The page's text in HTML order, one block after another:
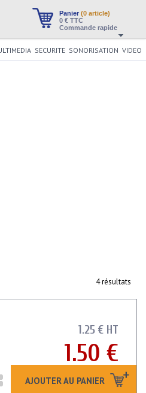
Panier (0 article)
0 € TTC
Commande rapide
SECURITE SONORISATION VIDEO
4 résultats
1.25 € HT
1.50 €
AJOUTER AU PANIER